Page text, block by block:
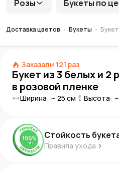
Розы Букеты по
Доставка цветов Букеты
Заказали 121 раз
Букет из 3 белых и 2
в розовой пленке
Ширина: ~ 25 см Высота: ~
Стойкость
Правила ухода